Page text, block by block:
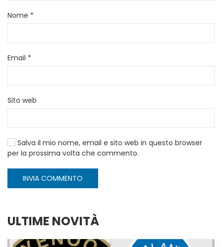
Nome *
Email *
Sito web
Salva il mio nome, email e sito web in questo browser
per la prossima volta che commento.
INVIA COMMENTO
ULTIME NOVITÀ